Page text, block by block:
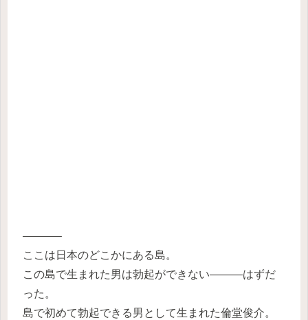
———–
ここは日本のどこかにある島。
この島で生まれた男は勃起ができない―――はずだ
った。
島で初めて勃起できる男として生まれた倫堂俊介。